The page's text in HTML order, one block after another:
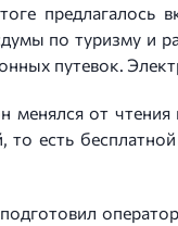
по туризму и
путевок.
менялся от
есть